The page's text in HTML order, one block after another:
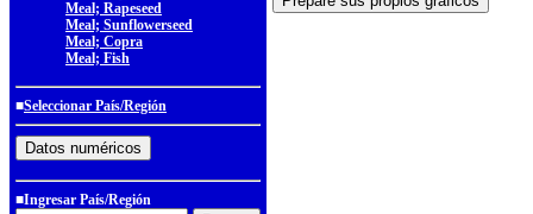
Meal; Rapeseed
Meal; Sunflowerseed
Meal; Copra
Meal; Fish
■Seleccionar País/Región
■Ingresar País/Región